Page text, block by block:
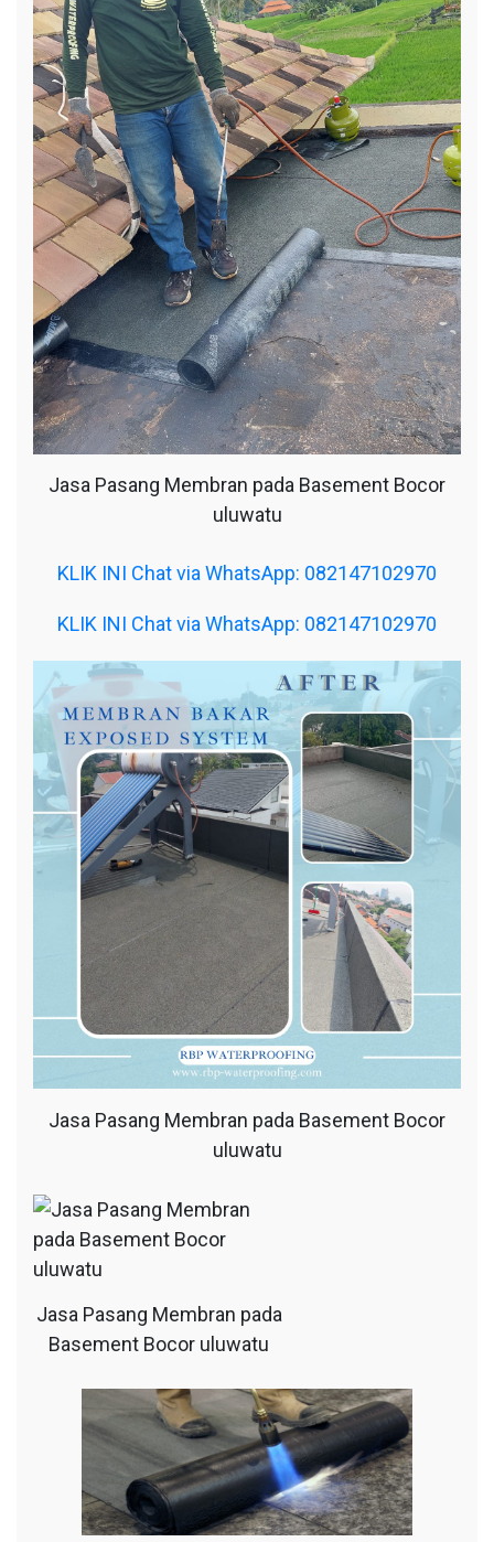
Jasa Pasang Membran pada Basement Bocor
uluwatu
KLIK INI Chat via WhatsApp: 082147102970
KLIK INI Chat via WhatsApp: 082147102970
Jasa Pasang Membran pada Basement Bocor
uluwatu
Jasa Pasang Membran pada
Basement Bocor uluwatu